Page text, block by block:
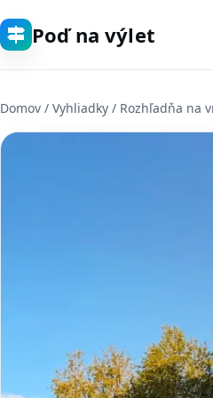
Poď na výlet
Domov / Vyhliadky / Rozhľadňa na